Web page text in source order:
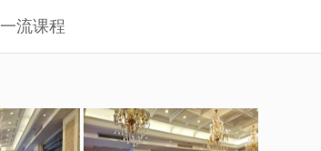
一流课程